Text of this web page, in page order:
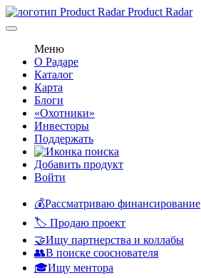
Product Radar
Меню
О Радаре
Каталог
Карта
Блоги
«Охотники»
Инвесторы
Поддержать
Добавить продукт
Войти
💰Рассматриваю финансирование
🏷️ Продаю проект
🤝Ищу партнерства и коллабы
👥В поиске сооснователя
🎓Ищу ментора